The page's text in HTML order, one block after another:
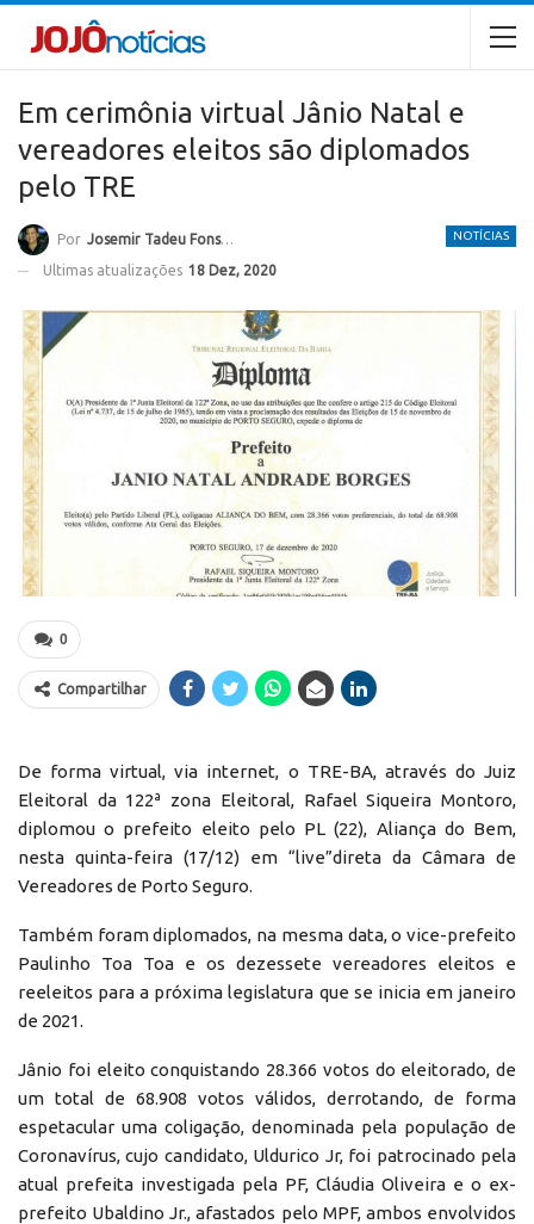
Em cerimônia virtual Jânio Natal e
vereadores eleitos são diplomados
pelo TRE
NOTÍCIAS
Por Josemir Tadeu Fonseca
Ultimas atualizações 18 Dez, 2020
0
Compartilhar
De forma virtual, via internet, o TRE-BA, através do Juiz
Eleitoral da 122ª zona Eleitoral, Rafael Siqueira Montoro,
diplomou o prefeito eleito pelo PL (22), Aliança do Bem,
nesta quinta-feira (17/12) em “live”direta da Câmara de
Vereadores de Porto Seguro.
Também foram diplomados, na mesma data, o vice-prefeito
Paulinho Toa Toa e os dezessete vereadores eleitos e
reeleitos para a próxima legislatura que se inicia em janeiro
de 2021.
Jânio foi eleito conquistando 28.366 votos do eleitorado, de
um total de 68.908 votos válidos, derrotando, de forma
espetacular uma coligação, denominada pela população de
Coronavírus, cujo candidato, Uldurico Jr, foi patrocinado pela
atual prefeita investigada pela PF, Cláudia Oliveira e o ex-
prefeito Ubaldino Jr., afastados pelo MPF, ambos envolvidos